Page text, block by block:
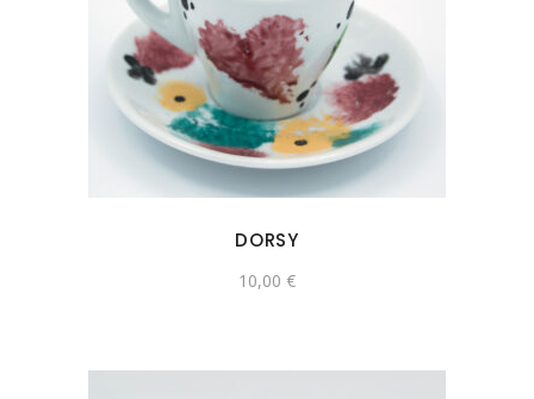
DORSY
10,00 €